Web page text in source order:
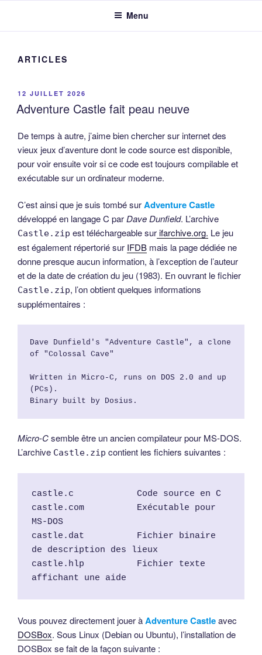
Menu
ARTICLES
PUBLIÉ
LE
12 JUILLET 2026
Adventure Castle fait peau neuve
De temps à autre, j’aime bien chercher sur internet des
vieux jeux d’aventure dont le code source est disponible,
pour voir ensuite voir si ce code est toujours compilable et
exécutable sur un ordinateur moderne.
C’est ainsi que je suis tombé surAdventure Castle
développé en langage C parDave Dunfield. L’archive
Castle.zip est téléchargeable surifarchive.org. Le jeu
est également répertorié sur IFDB mais la page dédiée ne
donne presque aucun information, à l’exception de l’auteur
et de la date de création du jeu (1983). En ouvrant le fichier
Castle.zip, l’on obtient quelques informations
supplémentaires :
Dave Dunfield's "Adventure Castle", a clone
of "Colossal Cave"
Written in Micro-C, runs on DOS 2.0 and up
(PCs).
Binary built by Dosius.
Micro-Csemble être un ancien compilateur pour MS-DOS.
L’archive Castle.zip contient les fichiers suivantes :
castle.c            Code source en C
castle.com          Exécutable pour
MS-DOS
castle.dat          Fichier binaire
de description des lieux
castle.hlp          Fichier texte
affichant une aide
Vous pouvez directement jouer àAdventure Castleavec
DOSBox. Sous Linux (Debian ou Ubuntu), l’installation de
DOSBox se fait de la façon suivante :